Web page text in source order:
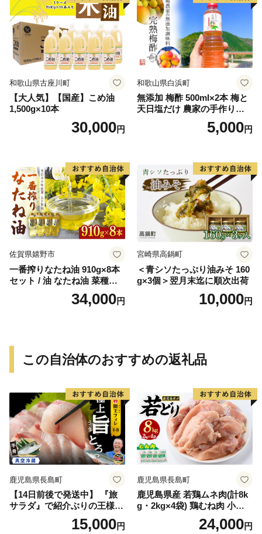
和歌山県古座川町
【大人気】【国産】こめ油
1,500g×10本
30,000円
和歌山県白浜町
無添加 梅酢 500ml×2本 梅と
天日塩だけ 農家の手作り完
5,000円
佐賀県嬉野市
一番搾りなたね油 910g×8本
セット / 油 なたね油 菜種油
ナタネ【山下製油】 [NBE00
34,000円
宮崎県高鍋町
＜青シソたっぷり油みそ 160
g×3個＞翌月末迄に順次出荷
10,000円
この自治体のおすすめの返礼品
鹿児島県長島町
【14日前後で発送中】 『旅
サラダ』で紹介ぶりの王様
新物 「 鰤王 」 フィレ 半身
(フィレ1枚) 産地直送 新鮮 旨
15,000円
鹿児島県長島町
鹿児島県産 若鶏ムネ肉(計8k
g・2kg×4袋) 鶏むね肉 小分
け 鶏肉 むね肉 鶏肉 むね
【まつぼっくり】matu-7218
24,000円